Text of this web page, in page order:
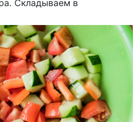
Складываем в